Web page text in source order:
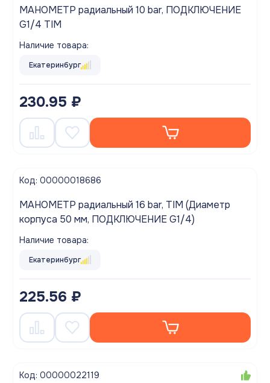
МАНОМЕТР радиальный 10 bar, ПОДКЛЮЧЕНИЕ
G1/4 TIM
Наличие товара:
Екатеринбург
230.95 ₽
Код: 00000018686
МАНОМЕТР радиальный 16 bar, TIM (Диаметр
корпуса 50 мм, ПОДКЛЮЧЕНИЕ G1/4)
Наличие товара:
Екатеринбург
225.56 ₽
Код: 00000022119